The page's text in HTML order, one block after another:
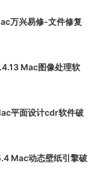
万兴易修-文件修复
Mac图像处理软
平面设计cdr软件破
Mac动态壁纸引擎破